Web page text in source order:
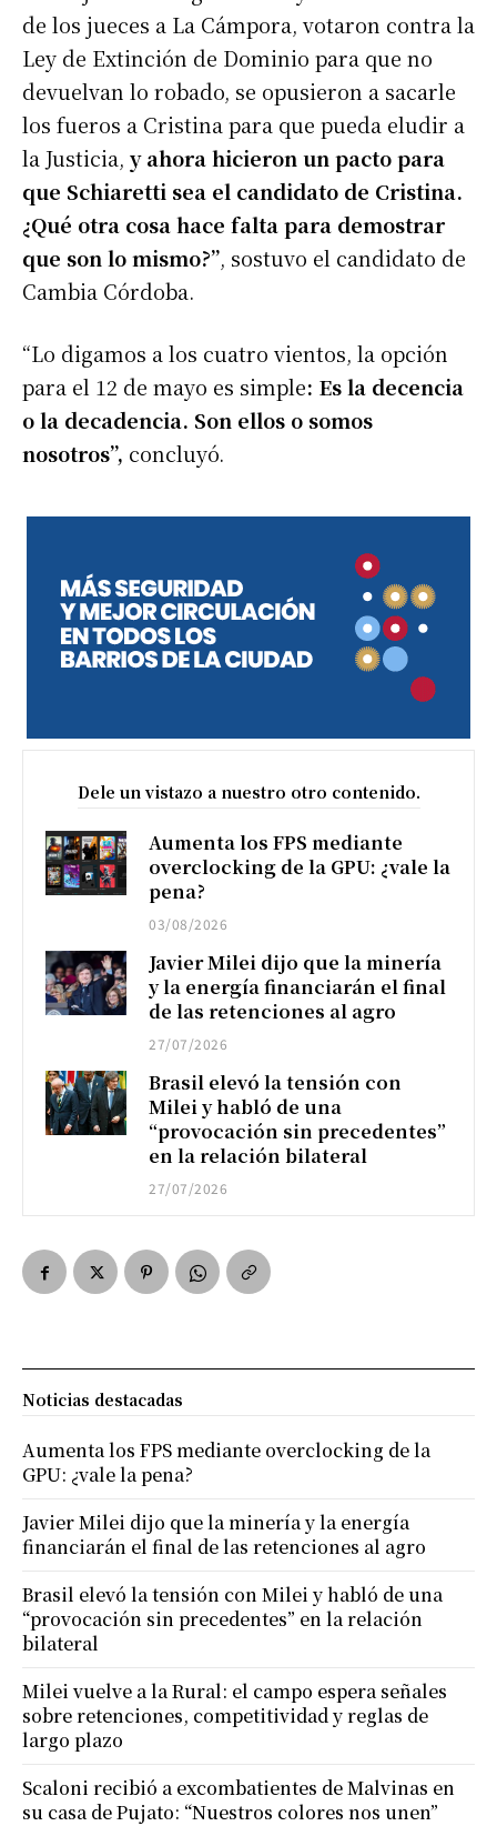
de los jueces a La Cámpora, votaron contra la
Ley de Extinción de Dominio para que no
devuelvan lo robado, se opusieron a sacarle
los fueros a Cristina para que pueda eludir a
la Justicia, y ahora hicieron un pacto para
que Schiaretti sea el candidato de Cristina.
¿Qué otra cosa hace falta para demostrar
que son lo mismo?”, sostuvo el candidato de
Cambia Córdoba.
“Lo digamos a los cuatro vientos, la opción
para el 12 de mayo es simple: Es la decencia
o la decadencia. Son ellos o somos
nosotros”, concluyó.
Dele un vistazo a nuestro otro contenido.
Aumenta los FPS mediante
overclocking de la GPU: ¿vale la
pena?
03/08/2026
Javier Milei dijo que la minería
y la energía financiarán el final
de las retenciones al agro
27/07/2026
Brasil elevó la tensión con
Milei y habló de una
“provocación sin precedentes”
en la relación bilateral
27/07/2026
Noticias destacadas
Aumenta los FPS mediante overclocking de la
GPU: ¿vale la pena?
Javier Milei dijo que la minería y la energía
financiarán el final de las retenciones al agro
Brasil elevó la tensión con Milei y habló de una
“provocación sin precedentes” en la relación
bilateral
Milei vuelve a la Rural: el campo espera señales
sobre retenciones, competitividad y reglas de
largo plazo
Scaloni recibió a excombatientes de Malvinas en
su casa de Pujato: “Nuestros colores nos unen”